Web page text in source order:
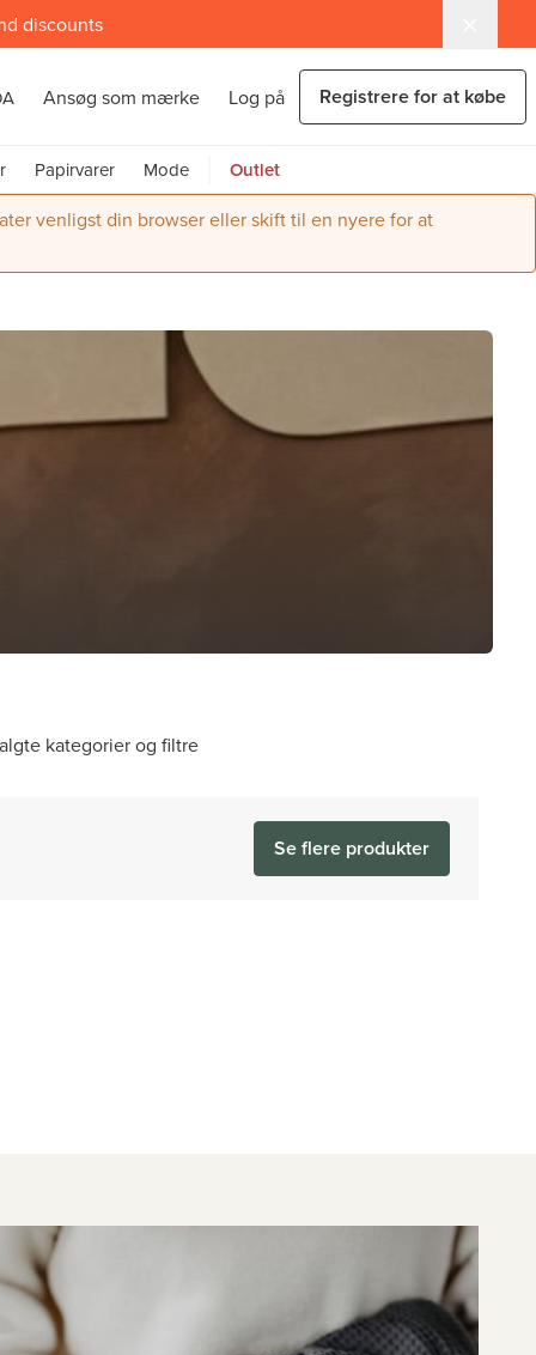
discounts
Ansøg som mærke Log på Registrere for at købe
Papirvarer Mode Outlet
venligst din browser eller skift til en nyere for at
kategorier og filtre
Se flere produkter